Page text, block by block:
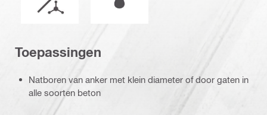
Toepassingen
Natboren van anker met klein diameter of door gaten in
alle soorten beton